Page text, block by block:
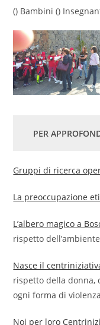
() Bambini ()
PER
Gruppi di ricerca
La preoccupazione
L’albero magico a
rispetto dell’ambiente
Nasce il
rispetto della donna,
ogni forma di
Noi per loro